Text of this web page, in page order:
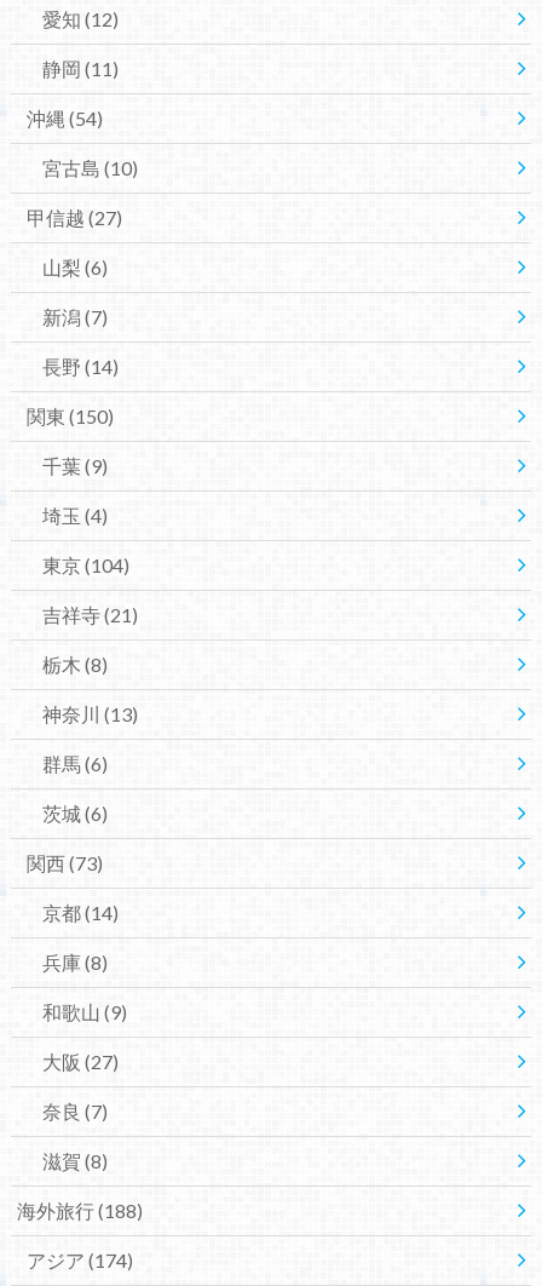
愛知 (12)
静岡 (11)
沖縄 (54)
宮古島 (10)
甲信越 (27)
山梨 (6)
新潟 (7)
長野 (14)
関東 (150)
千葉(9)
埼玉 (4)
東京(104)
吉祥寺(21)
栃木 (8)
神奈川 (13)
群馬(6)
茨城(6)
関西(73)
京都(14)
兵庫(8)
和歌山 (9)
大阪 (27)
奈良 (7)
滋賀 (8)
海外旅行(188)
アジア (174)